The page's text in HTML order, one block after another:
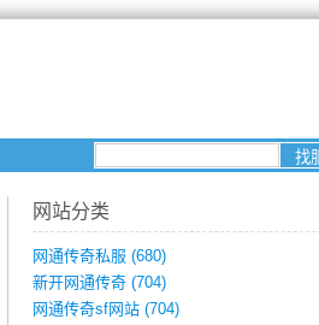
网站分类
网通传奇私服 (680)
新开网通传奇 (704)
网通传奇sf网站 (704)